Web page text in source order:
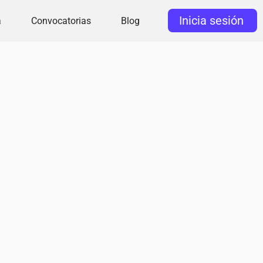
Convocatorias Blog Inicia sesión